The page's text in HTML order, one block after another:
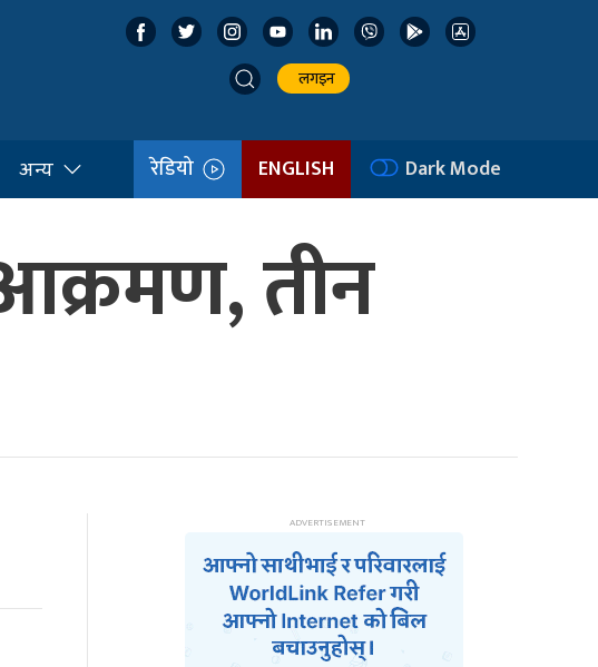
लगइन
अन्य रेडियो ENGLISH Dark Mode
तीन